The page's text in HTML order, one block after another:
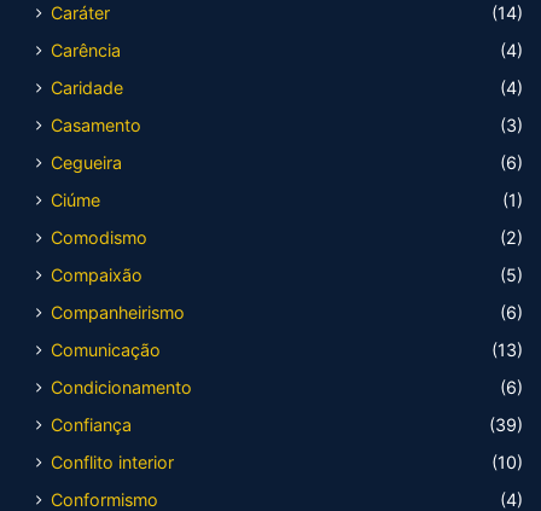
Caráter
(14)
Carência
(4)
Caridade
(4)
Casamento
(3)
Cegueira
(6)
Ciúme
(1)
Comodismo
(2)
Compaixão
(5)
Companheirismo
(6)
Comunicação
(13)
Condicionamento
(6)
Confiança
(39)
Conflito interior
(10)
Conformismo
(4)